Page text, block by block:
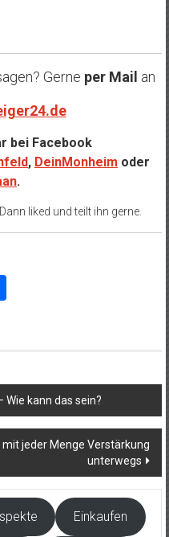
Gerne per Mail an
bei Facebook
, DeinMonheim oder
.
liked und teilt ihn gerne.
Teilen
Wie kann das sein?
jeder Menge Verstärkung
unterwegs
Einkaufen